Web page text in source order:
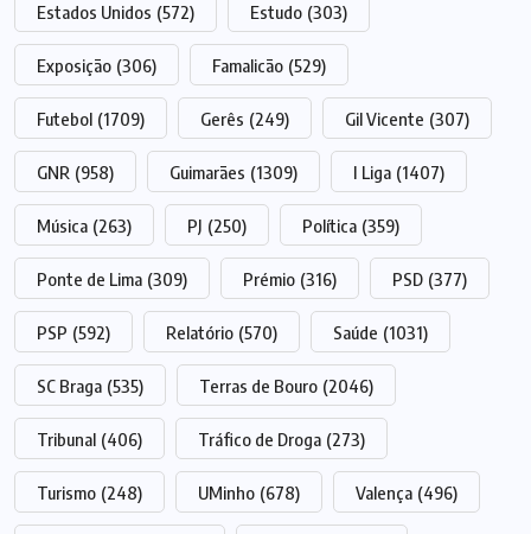
Estados Unidos (572) Estudo (303)
Exposição (306) Famalicão (529)
Futebol (1709) Gerês (249) Gil Vicente (307)
GNR (958) Guimarães (1309) I Liga (1407)
Música (263) PJ (250) Política (359)
Ponte de Lima (309) Prémio (316) PSD (377)
PSP (592) Relatório (570) Saúde (1031)
SC Braga (535) Terras de Bouro (2046)
Tribunal (406) Tráfico de Droga (273)
Turismo (248) UMinho (678) Valença (496)